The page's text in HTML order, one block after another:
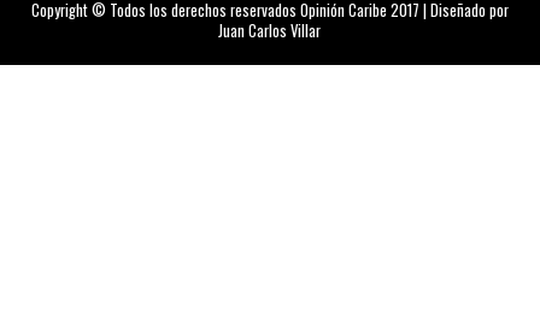
Copyright © Todos los derechos reservados Opinión Caribe 2017 | Diseñado por
Juan Carlos Villar